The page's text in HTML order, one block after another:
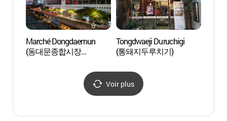
Marché Dongdaemun
(동대문종합시장
Tongdwaeji Duruchigi
(통돼지두루치기)
Voir plus